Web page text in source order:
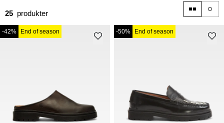
25 produkter
-42% End of season -50% End of season